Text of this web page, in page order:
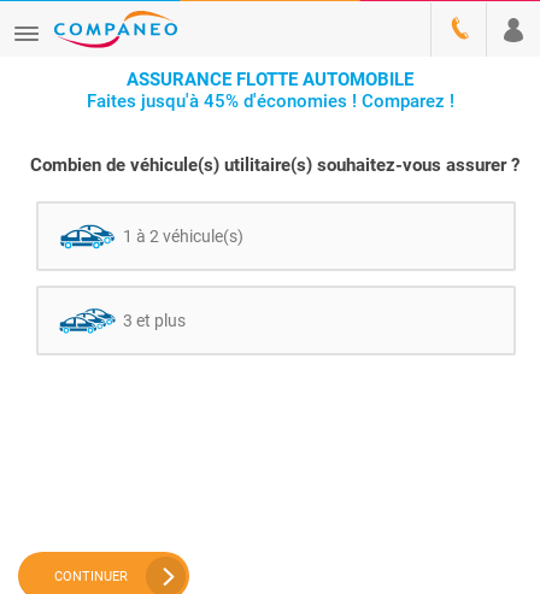
ASSURANCE FLOTTE AUTOMOBILE
Faites jusqu'à 45% d'économies ! Comparez !
Combien de véhicule(s) utilitaire(s) souhaitez-vous assurer ?
1 à 2 véhicule(s)
3 et plus
CONTINUER